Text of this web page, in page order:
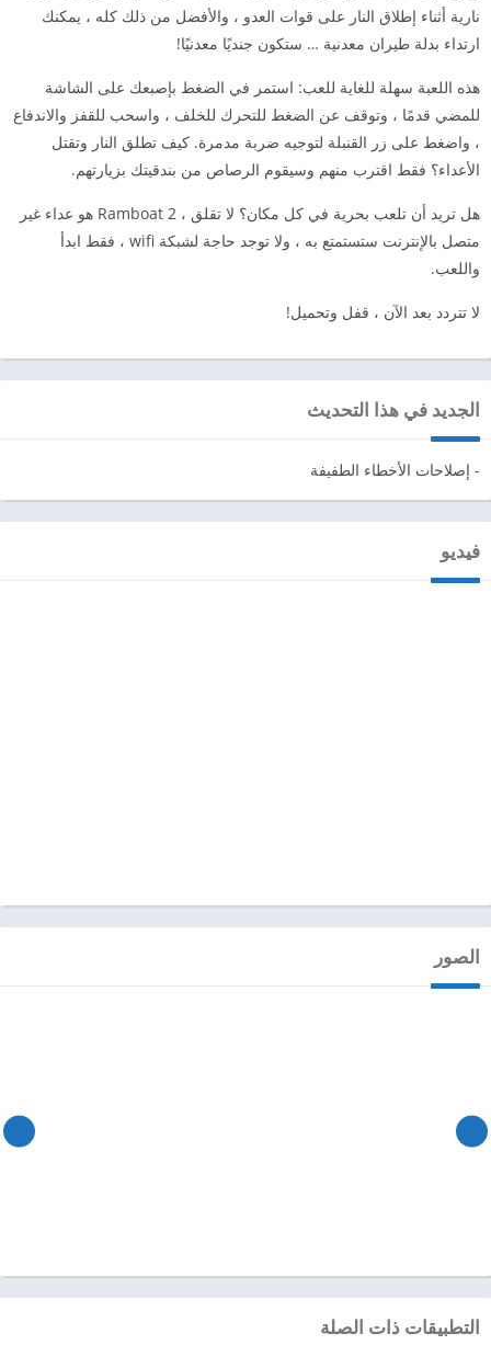
نارية أثناء إطلاق النار على قوات العدو ، والأفضل من ذلك كله ، يمكنك
ارتداء بدلة طيران معدنية … ستكون جنديًا معدنيًا!
هذه اللعبة سهلة للغاية للعب: استمر في الضغط بإصبعك على الشاشة
للمضي قدمًا ، وتوقف عن الضغط للتحرك للخلف ، واسحب للقفز والاندفاع
، واضغط على زر القنبلة لتوجيه ضربة مدمرة. كيف تطلق النار وتقتل
الأعداء؟ فقط اقترب منهم وسيقوم الرصاص من بندقيتك بزيارتهم.
هل تريد أن تلعب بحرية في كل مكان؟ لا تقلق ، Ramboat 2 هو عداء غير
متصل بالإنترنت ستستمتع به ، ولا توجد حاجة لشبكة wifi ، فقط ابدأ
واللعب.
لا تتردد بعد الآن ، قفل وتحميل!
الجديد في هذا التحديث
- إصلاحات الأخطاء الطفيفة
فيديو
الصور
التطبيقات ذات الصلة